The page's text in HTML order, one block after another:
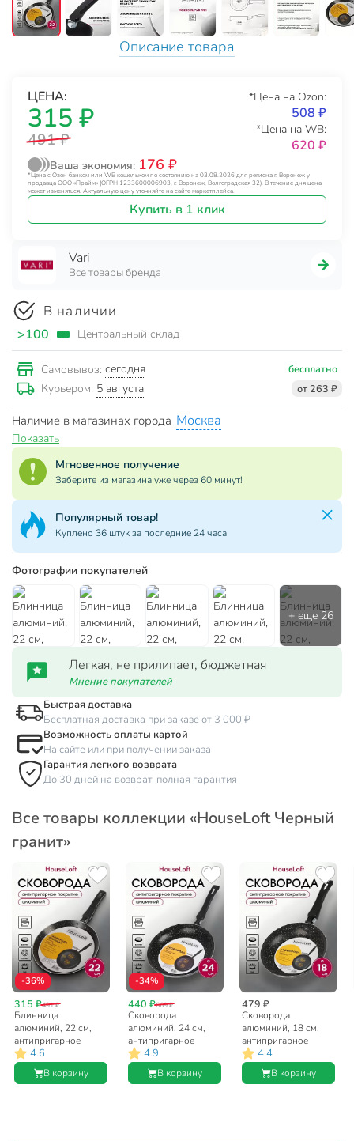
Описание товара
ЦЕНА:
315 ₽
491 ₽
*Цена на Ozon:
508 ₽
*Цена на WB:
620 ₽
Ваша экономия: 176 ₽
*Цена с Озон банком или WB кошельком по состоянию на 03.08.2026 для региона г. Воронеж у
продавца ООО «Прайм» (ОГРН 1233600006903, г. Воронеж, Волгоградская 32). В течение дня цена
может изменяться. Актуальную цену уточняйте на сайте маркетплейса.
Купить в 1 клик
Vari
Все товары бренда
В наличии
>100 Центральный склад
Самовывоз: сегодня бесплатно
Курьером: 5 августа от 263 ₽
Наличие в магазинах города Москва
Показать
Мгновенное получение
Заберите из магазина уже через 60 минут!
Популярный товар!
Куплено 36 штук за последние 24 часа
Фотографии покупателей
Легкая, не прилипает, бюджетная
Мнение покупателей
Быстрая доставка
Бесплатная доставка при заказе от 3 000 ₽
Возможность оплаты картой
На сайте или при получении заказа
Гарантия легкого возврата
До 30 дней на возврат, полная гарантия
Все товары коллекции «HouseLoft Черный
гранит»
-36%
315 ₽491 ₽
Блинница
алюминий, 22 см,
антипригарное
покрытие, Vari,
HouseLoft, черный
гранит, HL52122,
4.6
В корзину
-34%
440 ₽669 ₽
Сковорода
алюминий, 24 см,
антипригарное
покрытие,
HouseLoft, черный
гранит, HL14324
4.9
В корзину
479 ₽
Сковорода
алюминий, 18 см,
антипригарное
покрытие,
HouseLoft, черный
гранит, HL14318
4.4
В корзину